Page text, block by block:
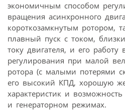
экономичным способом
вращения асинхронного
короткозамкнутым ротором,
плавный пуск с током,
току двигателя, и его работу
регулирования при малой
ротора (с малыми потерями
его высокий КПД, хорошую
характеристик и
и генераторном режимах.